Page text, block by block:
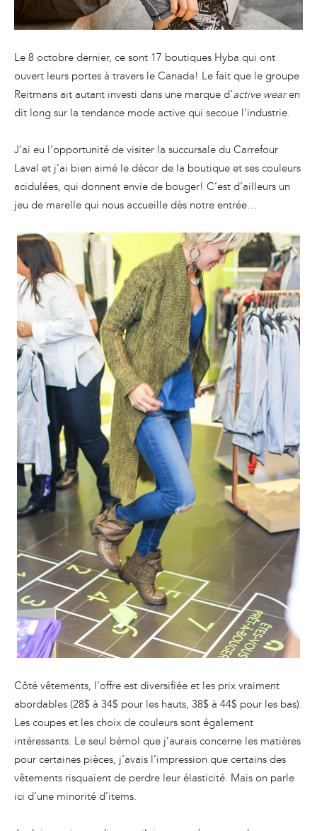
Le 8 octobre dernier, ce sont 17 boutiques Hyba qui ont
ouvert leurs portes à travers le Canada! Le fait que le groupe
Reitmans ait autant investi dans une marque d’active wearen
dit long sur la tendance mode active qui secoue l’industrie.
J’ai eu l’opportunité de visiter la succursale du Carrefour
Laval et j’ai bien aimé le décor de la boutique et ses couleurs
acidulées, qui donnent envie de bouger! C’est d’ailleurs un
jeu de marelle qui nous accueille dès notre entrée…
Côté vêtements, l’offre est diversifiée et les prix vraiment
abordables (28$ à 34$ pour les hauts, 38$ à 44$ pour les bas).
Les coupes et les choix de couleurs sont également
intéressants. Le seul bémol que j’aurais concerne les matières
pour certaines pièces, j’avais l’impression que certains des
vêtements risquaient de perdre leur élasticité. Mais on parle
ici d’une minorité d’items.